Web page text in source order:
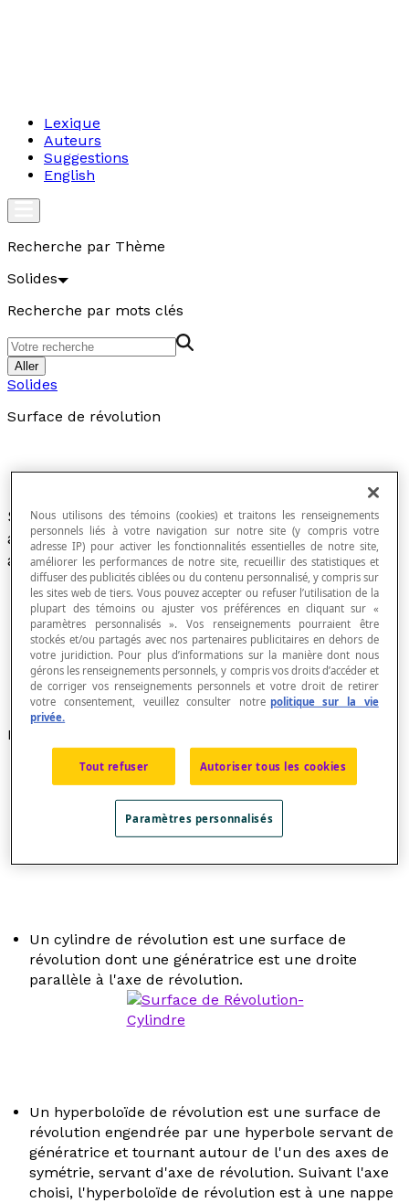
Lexique
Auteurs
Suggestions
English
Recherche par Thème
Solides
Recherche par mots clés
Aller
Solides
Surface de révolution
Surface engendrée par la rotation d'une courbe,
appeléegénératrice, autour d'une droite fixe
appelée l'axe de révolution de la surface.
Uncône de révolutionest un cône droit à base
discoïdale.
Uncylindre de révolutionest un cylindre droit à
base discoïdale.
Exemples
Un cône de révolution est une surface de révolution
dont une génératrice est une droite coupant l'axe
de révolution en un point appelé l'apex du cône.
Un cylindre de révolution est une surface de
révolution dont une génératrice est une droite
parallèle à l'axe de révolution.
Un hyperboloïde de révolution est une surface de
révolution engendrée par une hyperbole servant de
génératrice et tournant autour de l'un des axes de
symétrie, servant d'axe de révolution. Suivant l'axe
choisi, l'hyperboloïde de révolution est à une nappe
Nous utilisons des témoins (cookies) et traitons les renseignements
personnels liés à votre navigation sur notre site (y compris votre
adresse IP) pour activer les fonctionnalités essentielles de notre site,
améliorer les performances de notre site, recueillir des statistiques et
diffuser des publicités ciblées ou du contenu personnalisé, y compris sur
les sites web de tiers. Vous pouvez accepter ou refuser l’utilisation de la
plupart des témoins ou ajuster vos préférences en cliquant sur «
paramètres personnalisés ». Vos renseignements pourraient être
stockés et/ou partagés avec nos partenaires publicitaires en dehors de
votre juridiction. Pour plus d’informations sur la manière dont nous
gérons les renseignements personnels, y compris vos droits d’accéder et
de corriger vos renseignements personnels et votre droit de retirer
votre consentement, veuillez consulter notre politique sur la vie
privée.
Tout refuser Autoriser tous les cookies
Paramètres personnalisés